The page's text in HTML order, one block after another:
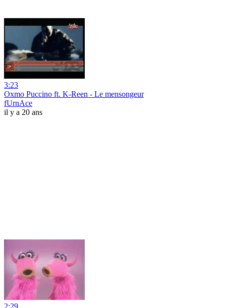
3:23
Oxmo Puccino ft. K-Reen - Le mensongeur
fUrnAce
il y a 20 ans